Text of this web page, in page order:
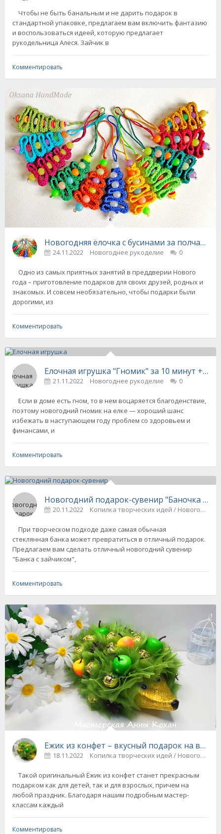
Чтобы не быть банальным и не дарить подарок в
стандартной упаковке, предлагаем вам включить фантазию
и воспользоваться идеей, которую предлагает
рукодельница Алеся. Зайчик в
Комментировать
Новогодняя ёлочка с бусинами за полчаса +
24.11.2022 Новогоднее рукоделие 0
Одно из самых приятных занятий в преддверии Нового
года – приготовление подарков для своих друзей, родных и
знакомых. И совсем необязательно, чтобы подарки были
дорогими, из
Комментировать
Елочная игрушка "Гномик" за 10 минут +
21.11.2022 Новогоднее рукоделие 0
Если в доме есть гном, то в нем воцаряется благоденствие,
поэтому новогодний гномик на елке — хороший шанс
избежать в наступающем году проблем со здоровьем и
финансами, и
Комментировать
Новогодний подарок-сувенир "Баночка с
20.11.2022 Копилка творческих идей /
При творческом подходе даже самая обычная
стеклянная банка может превратиться в отличный подарок.
Предлагаем вам сделать отличный новогодний сувенир
"Банка с зайчиком",
Комментировать
Ежик из конфет – вкусный
18.11.2022 Копилка творческих идей /
Такой оригинальный Ёжик из конфет станет прекрасным
подарком как для детей, так и для взрослых, причем на
любой праздник. Благодаря нашим подробным мастер-
классам каждый
Комментировать